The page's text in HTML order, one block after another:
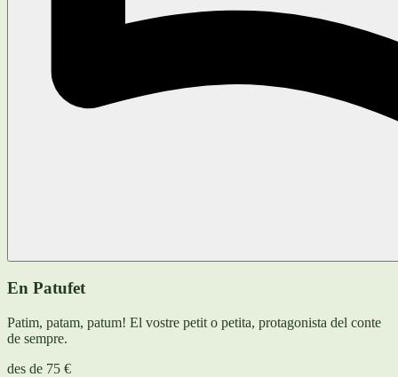
En Patufet
Patim, patam, patum! El vostre petit o petita, protagonista del conte
de sempre.
des de 75 €